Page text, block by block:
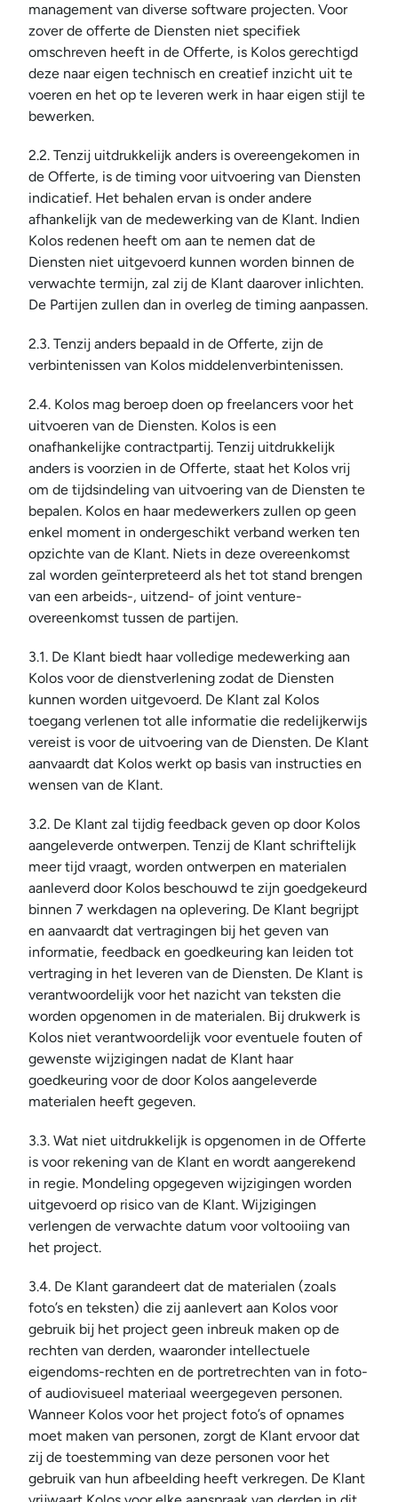
management van diverse software projecten. Voor
zover de offerte de Diensten niet specifiek
omschreven heeft in de Offerte, is Kolos gerechtigd
deze naar eigen technisch en creatief inzicht uit te
voeren en het op te leveren werk in haar eigen stijl te
bewerken.
2.2. Tenzij uitdrukkelijk anders is overeengekomen in
de Offerte, is de timing voor uitvoering van Diensten
indicatief. Het behalen ervan is onder andere
afhankelijk van de medewerking van de Klant. Indien
Kolos redenen heeft om aan te nemen dat de
Diensten niet uitgevoerd kunnen worden binnen de
verwachte termijn, zal zij de Klant daarover inlichten.
De Partijen zullen dan in overleg de timing aanpassen.
2.3. Tenzij anders bepaald in de Offerte, zijn de
verbintenissen van Kolos middelenverbintenissen.
2.4. Kolos mag beroep doen op freelancers voor het
uitvoeren van de Diensten. Kolos is een
onafhankelijke contractpartij. Tenzij uitdrukkelijk
anders is voorzien in de Offerte, staat het Kolos vrij
om de tijdsindeling van uitvoering van de Diensten te
bepalen. Kolos en haar medewerkers zullen op geen
enkel moment in ondergeschikt verband werken ten
opzichte van de Klant. Niets in deze overeenkomst
zal worden geïnterpreteerd als het tot stand brengen
van een arbeids-, uitzend- of joint venture-
overeenkomst tussen de partijen.
3.1. De Klant biedt haar volledige medewerking aan
Kolos voor de dienstverlening zodat de Diensten
kunnen worden uitgevoerd. De Klant zal Kolos
toegang verlenen tot alle informatie die redelijkerwijs
vereist is voor de uitvoering van de Diensten. De Klant
aanvaardt dat Kolos werkt op basis van instructies en
wensen van de Klant.
3.2. De Klant zal tijdig feedback geven op door Kolos
aangeleverde ontwerpen. Tenzij de Klant schriftelijk
meer tijd vraagt, worden ontwerpen en materialen
aanleverd door Kolos beschouwd te zijn goedgekeurd
binnen 7 werkdagen na oplevering. De Klant begrijpt
en aanvaardt dat vertragingen bij het geven van
informatie, feedback en goedkeuring kan leiden tot
vertraging in het leveren van de Diensten. De Klant is
verantwoordelijk voor het nazicht van teksten die
worden opgenomen in de materialen. Bij drukwerk is
Kolos niet verantwoordelijk voor eventuele fouten of
gewenste wijzigingen nadat de Klant haar
goedkeuring voor de door Kolos aangeleverde
materialen heeft gegeven.
3.3. Wat niet uitdrukkelijk is opgenomen in de Offerte
is voor rekening van de Klant en wordt aangerekend
in regie. Mondeling opgegeven wijzigingen worden
uitgevoerd op risico van de Klant. Wijzigingen
verlengen de verwachte datum voor voltooiing van
het project.
3.4. De Klant garandeert dat de materialen (zoals
foto’s en teksten) die zij aanlevert aan Kolos voor
gebruik bij het project geen inbreuk maken op de
rechten van derden, waaronder intellectuele
eigendoms-rechten en de portretrechten van in foto-
of audiovisueel materiaal weergegeven personen.
Wanneer Kolos voor het project foto’s of opnames
moet maken van personen, zorgt de Klant ervoor dat
zij de toestemming van deze personen voor het
gebruik van hun afbeelding heeft verkregen. De Klant